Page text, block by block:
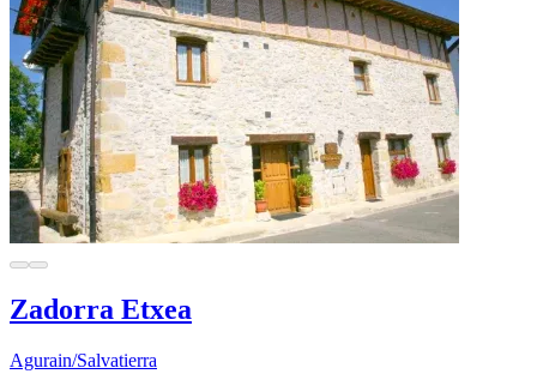
Zadorra Etxea
Agurain/Salvatierra